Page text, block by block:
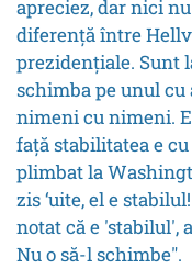
apreciez, dar nici
diferență între
prezidențiale. Sunt
schimba pe unul cu
nimeni cu nimeni.
față stabilitatea e
plimbat la
zis ‘uite, el e
notat că e 'stabilul',
Nu o să-l schimbe".